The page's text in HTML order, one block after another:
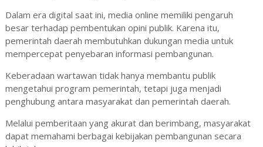
Dalam era digital saat ini, media online memiliki pengaruh
besar terhadap pembentukan opini publik. Karena itu,
pemerintah daerah membutuhkan dukungan media untuk
mempercepat penyebaran informasi pembangunan.
Keberadaan wartawan tidak hanya membantu publik
mengetahui program pemerintah, tetapi juga menjadi
penghubung antara masyarakat dan pemerintah daerah.
Melalui pemberitaan yang akurat dan berimbang, masyarakat
dapat memahami berbagai kebijakan pembangunan secara